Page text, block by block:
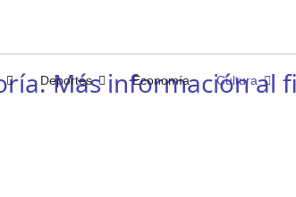
Deportes Economía Cultura
Más información al